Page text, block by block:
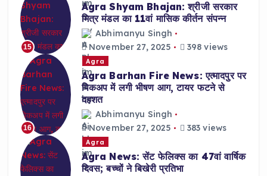
15
Agra Shyam Bhajan: श्रीजी सरकार
मित्र मंडल का 11वां मासिक कीर्तन संपन्न
Abhimanyu Singh
November 27, 2025
398 views
16
Agra
Agra Barhan Fire News: एत्मादपुर पर
पिकअप में लगी भीषण आग, टायर फटने से
दहशत
Abhimanyu Singh
November 27, 2025
383 views
Agra
Agra News: सेंट फेलिक्स का 47वां वार्षिक
दिवस; बच्चों ने बिखेरी प्रतिभा